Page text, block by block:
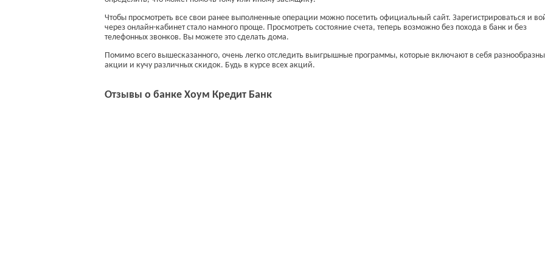
Чтобы просмотреть все свои ранее выполненные операции можно посетить официальный сайт. Зарегистрироваться и
через онлайн-кабинет стало намного проще. Просмотреть состояние счета, теперь возможно без похода в банк и без
телефонных звонков. Вы можете это сделать дома.
Помимо всего вышесказанного, очень легко отследить выигрышные программы, которые включают в себя
акции и кучу различных скидок. Будь в курсе всех акций.
Отзывы о банке Хоум Кредит Банк